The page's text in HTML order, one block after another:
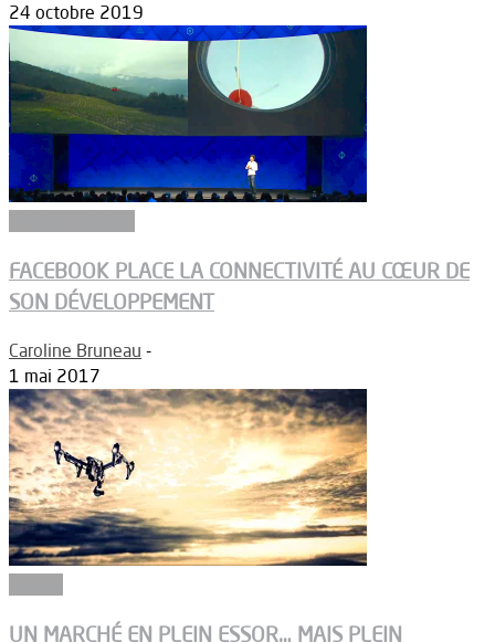
24 octobre 2019
FACEBOOK PLACE LA CONNECTIVITÉ AU CŒUR DE
SON DÉVELOPPEMENT
Caroline Bruneau -
1 mai 2017
UN MARCHÉ EN PLEIN ESSOR… MAIS PLEIN